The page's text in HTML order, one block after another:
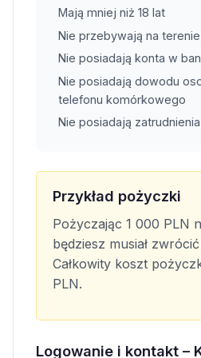
Mają mniej niż 18 lat
Nie przebywają na
Nie posiadają konta w
Nie posiadają dowodu
telefonu komórkowego
Nie posiadają
Przykład pożyczki
Pożyczając 1 000 PLN
będziesz musiał
Całkowity koszt
PLN.
Logowanie i kontakt –